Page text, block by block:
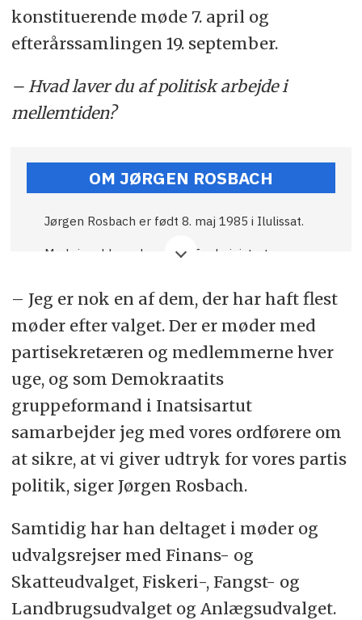
konstituerende møde 7. april og
efterårssamlingen 19. september.
– Hvad laver du af politisk arbejde i
mellemtiden?
OM JØRGEN ROSBACH
Jørgen Rosbach er født 8. maj 1985 i Ilulissat.
Med sin uddannelse som IT-administrator
Ilisimatusarfik, som blev afsluttet ved
sommerdimissionen i juni.
Og ved valget i marts blev han medlem af
Inatsisartut, valgt på Demokraatits liste.
– Hvem er du ellers?
– Jeg har en kæreste, som jeg bor sammen
med i Nuuk, og hun er stadig i gang med sin
uddannelse. Vi har ingen børn endnu, men jeg
håber, at vi en dag får det, fortæller Jørgen
Rosbach.
– Jeg har mange interesser. Jeg er ikke
professionel, men jeg kan godt lide at spille lidt
musik, løbe, tage på kajaktur og fjeldtur eller
gå på rensdyrjagt. Jeg læser bøger, især om
historie og personlig udvikling, og jeg ser
dokumentarfilm om natur og dyreliv, men jeg
– Jeg er nok en af dem, der har haft flest
møder efter valget. Der er møder med
partisekretæren og medlemmerne hver
uge, og som Demokraatits
gruppeformand i Inatsisartut
samarbejder jeg med vores ordførere om
at sikre, at vi giver udtryk for vores partis
politik, siger Jørgen Rosbach.
Samtidig har han deltaget i møder og
udvalgsrejser med Finans- og
Skatteudvalget, Fiskeri-, Fangst- og
Landbrugsudvalget og Anlægsudvalget.